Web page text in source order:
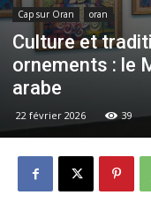
Cap sur Oran oran
Culture et
ornements : le
arabe
22 février 2026 39